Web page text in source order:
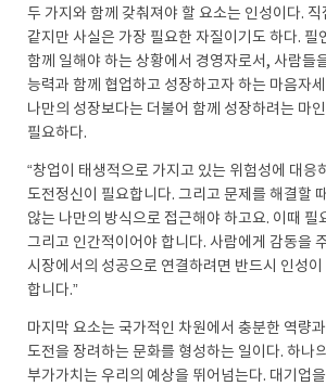
두 가지와 함께 갖춰져야 할 요소는 인성이다.
같지만 사실은 가장 필요한 자질이기도 하다. 필
함께 일해야 하는 상황에서 경영자로서, 사람들
능력과 함께 협업하고 성장하고자 하는 마음자
나만의 성장보다는 더불어 함께 성장하려는 마인
필요하다.
“창업이 태생적으로 가지고 있는 위험성에 대응
도전정신이 필요합니다. 그리고 문제를 해결할
않는 나만의 방식으로 접근해야 하고요. 이때 필
그리고 인간적이어야 합니다. 사람에게 감동을
시장에서의 성공으로 연결하려면 반드시 인성
합니다.”
마지막 요소는 국가적인 차원에서 충분한 역량
도전을 장려하는 문화를 형성하는 일이다. 하나
부가가치는 우리의 예상을 뛰어넘는다. 대기업